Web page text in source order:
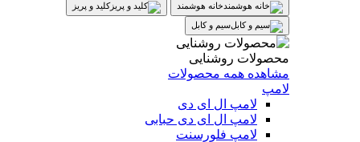
خانه هوشمند
کلید و پریز
سیم و کابل
محصولات روشنایی
مشاهده همه محصولات
لامپ
لامپ ال ای دی
لامپ ال ای دی حبابی
لامپ فلورسنت